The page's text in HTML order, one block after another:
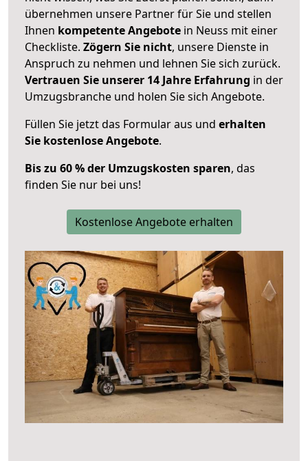
übernehmen unsere Partner für Sie und stellen
Ihnen kompetente Angebote in Neuss mit einer
Checkliste. Zögern Sie nicht, unsere Dienste in
Anspruch zu nehmen und lehnen Sie sich zurück.
Vertrauen Sie unserer 14 Jahre Erfahrung in der
Umzugsbranche und holen Sie sich Angebote.
Füllen Sie jetzt das Formular aus und erhalten
Sie kostenlose Angebote.
Bis zu 60 % der Umzugskosten sparen, das
finden Sie nur bei uns!
Kostenlose Angebote erhalten